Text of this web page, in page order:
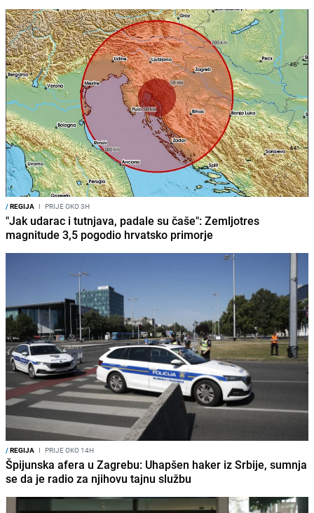
/REGIJA I PRIJE OKO 3H
"Jak udarac i tutnjava, padale su čaše": Zemljotres
magnitude 3,5 pogodio hrvatsko primorje
/REGIJA I PRIJE OKO 14H
Špijunska afera u Zagrebu: Uhapšen haker iz Srbije, sumnja
se da je radio za njihovu tajnu službu